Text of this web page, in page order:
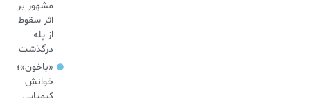
مشهور بر
اثر سقوط
از پله
درگذشت
«باخون»‌؛
خوانش